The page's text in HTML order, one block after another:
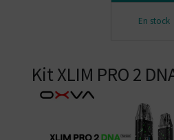
En stock
Kit XLIM PRO 2